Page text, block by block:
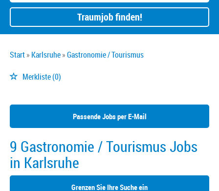
Traumjob finden!
Start Karlsruhe Gastronomie / Tourismus
Merkliste(0)
Passende Jobs per E-Mail
9 Gastronomie / Tourismus Jobs
in Karlsruhe
Grenzen Sie Ihre Suche ein